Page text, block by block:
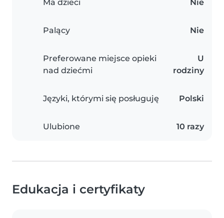
Ma dzieci Nie
Palący Nie
Preferowane miejsce opieki
nad dziećmi
U
rodziny
Języki, którymi się posługuję Polski
Ulubione 10 razy
Edukacja i certyfikaty